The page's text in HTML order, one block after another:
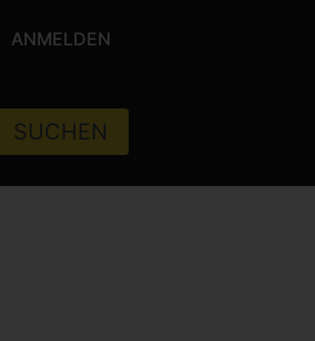
ANMELDEN
SUCHEN